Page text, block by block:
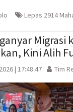
(Membuka
di
yang
baru)
di
jendela
baru)
Lepas 2914
Migrasi
Kini Alih
| 17:48 47 Tim